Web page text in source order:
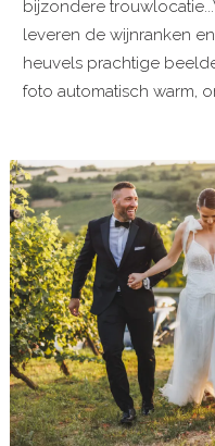
bijzondere
leveren de wijnranken
heuvels prachtige
foto automatisch warm,